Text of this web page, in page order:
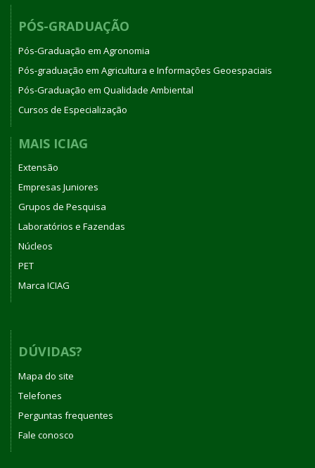
PÓS-GRADUAÇÃO
Pós-Graduação em Agronomia
Pós-graduação em Agricultura e Informações Geoespaciais
Pós-Graduação em Qualidade Ambiental
Cursos de Especialização
MAIS ICIAG
Extensão
Empresas Juniores
Grupos de Pesquisa
Laboratórios e Fazendas
Núcleos
PET
Marca ICIAG
DÚVIDAS?
Mapa do site
Telefones
Perguntas frequentes
Fale conosco